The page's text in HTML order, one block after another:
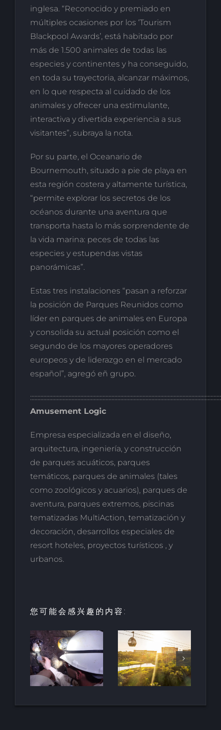
inglesa. “Reconocido y premiado en
múltiples ocasiones por los ‘Tourism
Blackpool Awards’, está habitado por
más de 1.500 animales de todas las
especies y continentes y ha conseguido,
en toda su trayectoria, alcanzar máximos,
en lo que respecta al cuidado de los
animales y ofrecer una estimulante,
interactiva y divertida experiencia a sus
visitantes”, subraya la nota.
Por su parte, el Oceanario de
Bournemouth, situado a pie de playa en
esta región costera y altamente turística,
“permite explorar los secretos de los
océanos durante una aventura que
transporta hasta lo más sorprendente de
la vida marina: peces de todas las
especies y estupendas vistas
panorámicas”.
Estas tres instalaciones “pasan a reforzar
la posición de Parques Reunidos como
líder en parques de animales en Europa
y consolida su actual posición como el
segundo de los mayores operadores
europeos y de liderazgo en el mercado
español”, agregó eñ grupo.
:::::::::::::::::::::::::::::::::::::::::::::::::::::::::::::::::::::::::::::::::::::::::::::::::::::::::::::::::::::::::::::::::
Amusement Logic
Empresa especializada en el diseño,
arquitectura, ingeniería, y construcción
de parques acuáticos, parques
temáticos, parques de animales (tales
como zoológicos y acuarios), parques de
aventura, parques extremos, piscinas
tematizadas MultiAction, tematización y
decoración, desarrollos especiales de
resort hoteles, proyectos turísticos , y
urbanos.
您可能会感兴趣的内容:
酒店和度假
村的创新：
里维埃拉-纳
亚里特的新
巴亚尔塔酒
店
HALO垂直
移动项目荣
获LOOP设
计奖